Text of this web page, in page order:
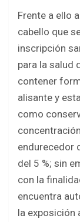
Frente a ello
cabello que
inscripción
para la salud
contener
alisante y
como
endurecedor
del 5 %; sin
con la
encuentra
la exposición